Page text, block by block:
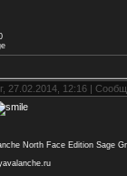
27.02.2014, 12:16 |
North Face Edition Sage